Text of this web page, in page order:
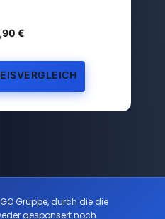
€
Gruppe, durch die die
gesponsert noch